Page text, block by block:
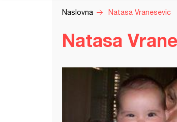
Naslovna Natasa Vranesevic
Natasa